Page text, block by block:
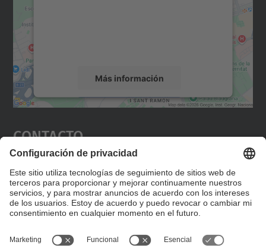
Más información
Aceptar
powered by
Contacto
Editad en la página "Contacto personalizado", que
encontraréis en la raíz de español, vuestros datos
personalizados de contacto.
Formulario de contacto